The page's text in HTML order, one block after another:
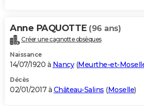
Anne PAQUOTTE (96 ans)
Créer une cagnotte obsèques
Naissance
14/07/1920 à Nancy(Meurthe-et-
Décès
02/01/2017 à Château-Salins (Moselle)